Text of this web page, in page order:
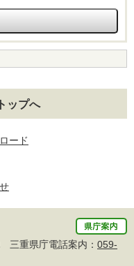
ップへ
ード
重県庁電話案内： 059-